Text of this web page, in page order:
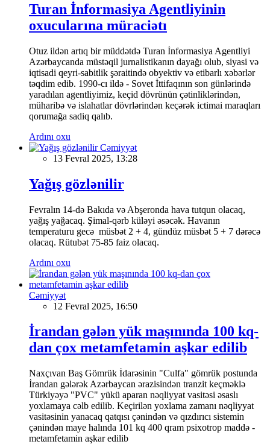
Turan İnformasiya Agentliyinin
oxucularına müraciətı
Otuz ildən artıq bir müddətdə Turan İnformasiya Agentliyi
Azərbaycanda müstəqil jurnalistikanın dayağı olub, siyasi və
iqtisadi qeyri-sabitlik şəraitində obyektiv və etibarlı xəbərlər
təqdim edib. 1990-cı ildə - Sovet İttifaqının son günlərində
yaradılan agentliyimiz, keçid dövrünün çətinliklərindən,
müharibə və islahatlar dövrlərindən keçərək ictimai maraqları
qorumağa sadiq qalıb.
Ardını oxu
Cəmiyyət
13 Fevral 2025, 13:28
Yağış gözlənilir
Fevralın 14-də Bakıda və Abşeronda hava tutqun olacaq,
yağış yağacaq. Şimal-qərb küləyi əsəcək. Havanın
temperaturu gecə müsbət 2 + 4, gündüz müsbət 5 + 7 dərəcə
olacaq. Rütubət 75-85 faiz olacaq.
Ardını oxu
Cəmiyyət
12 Fevral 2025, 16:50
İrandan gələn yük maşınında 100 kq-
dan çox metamfetamin aşkar edilib
Naxçıvan Baş Gömrük İdarəsinin "Culfa" gömrük postunda
İrandan gələrək Azərbaycan ərazisindən tranzit keçməklə
Türkiyəyə "PVC" yükü aparan nəqliyyat vasitəsi əsaslı
yoxlamaya cəlb edilib. Keçirilən yoxlama zamanı nəqliyyat
vasitəsinin yanacaq qatqısı çənindən və qızdırıcı sistemin
çənindən maye halında 101 kq 400 qram psixotrop maddə -
metamfetamin aşkar edilib